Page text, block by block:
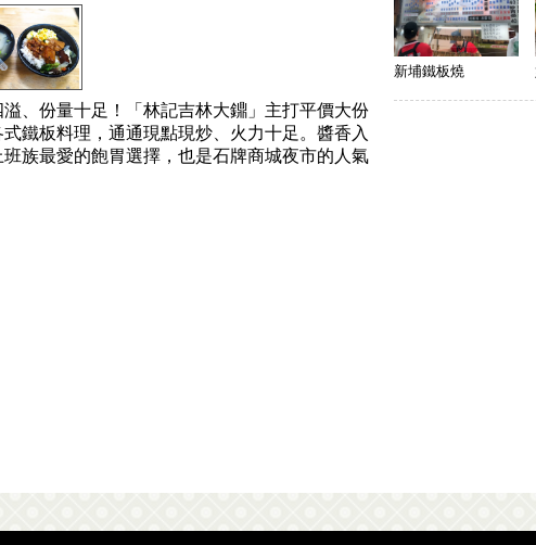
、份量十足！「林記吉林大鐤」主打平價大份
鐵板料理，通通現點現炒、火力十足。醬香入
族最愛的飽胃選擇，也是石牌商城夜市的人氣
新埔鐵板燒